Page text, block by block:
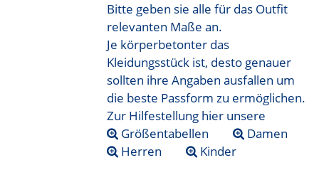
Bitte geben sie alle für das Outfit
relevanten Maße an.
Je körperbetonter das
Kleidungsstück ist, desto genauer
sollten ihre Angaben ausfallen um
die beste Passform zu ermöglichen.
Zur Hilfestellung hier unsere
Größentabellen
Damen
Herren
Kinder